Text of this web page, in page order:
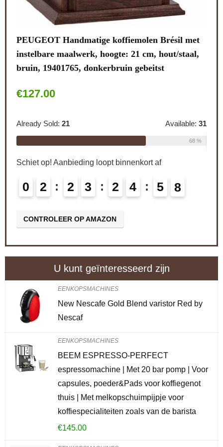
PEUGEOT Handmatige koffiemolen Brésil met
instelbare maalwerk, hoogte: 21 cm, hout/staal,
bruin, 19401765, donkerbruin gebeitst
€127.00
Already Sold: 21 Available: 31
68 %
Schiet op! Aanbieding loopt binnenkort af
0 2 2 3 2 4 5 6
7
CONTROLEER OP AMAZON
U kunt geïnteresseerd zijn
EENKOPSMACHINES
New Nescafe Gold Blend varistor Red by
Nescaf
EENKOPSMACHINES
BEEM ESPRESSO-PERFECT
espressomachine | Met 20 bar pomp | Voor
capsules, poeder&Pads voor koffiegenot
thuis | Met melkopschuimpijpje voor
koffiespecialiteiten zoals van de barista
€145.00